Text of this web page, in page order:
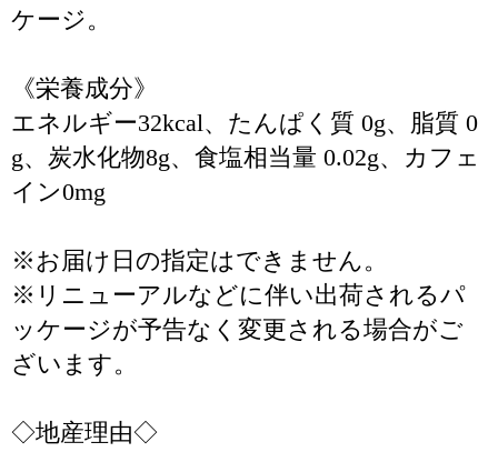
ケージ。
《栄養成分》
エネルギー32kcal、たんぱく質 0g、脂質 0
g、炭水化物8g、食塩相当量 0.02g、カフェ
イン0mg
※お届け日の指定はできません。
※リニューアルなどに伴い出荷されるパ
ッケージが予告なく変更される場合がご
ざいます。
◇地産理由◇